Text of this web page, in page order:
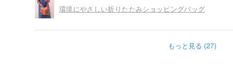
環境にやさしい折りたたみショッピングバッグ
もっと見る (27)